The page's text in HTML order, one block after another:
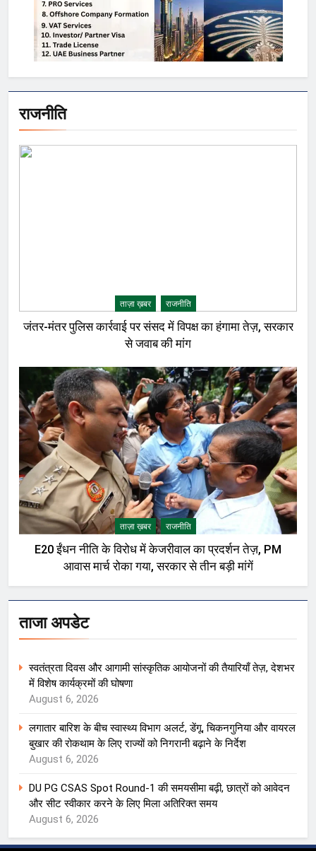
राजनीति
ताज़ा ख़बर राजनीति
जंतर-मंतर पुलिस कार्रवाई पर संसद में विपक्ष का हंगामा तेज़, सरकार
से जवाब की मांग
ताज़ा ख़बर राजनीति
E20 ईंधन नीति के विरोध में केजरीवाल का प्रदर्शन तेज़, PM
आवास मार्च रोका गया, सरकार से तीन बड़ी मांगें
ताजा अपडेट
स्वतंत्रता दिवस और आगामी सांस्कृतिक आयोजनों की तैयारियाँ तेज़, देशभर
में विशेष कार्यक्रमों की घोषणा
August 6, 2026
लगातार बारिश के बीच स्वास्थ्य विभाग अलर्ट, डेंगू, चिकनगुनिया और वायरल
बुखार की रोकथाम के लिए राज्यों को निगरानी बढ़ाने के निर्देश
August 6, 2026
DU PG CSAS Spot Round-1 की समयसीमा बढ़ी, छात्रों को आवेदन
और सीट स्वीकार करने के लिए मिला अतिरिक्त समय
August 6, 2026